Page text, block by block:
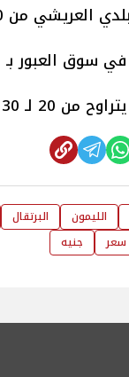
العريشي من 30 إلى 60 جنيهًا.
العبور بـ 75 جنيهًا.
لـ 30 جنيهًا.
الليمون
البرتقال
سعر جنيه